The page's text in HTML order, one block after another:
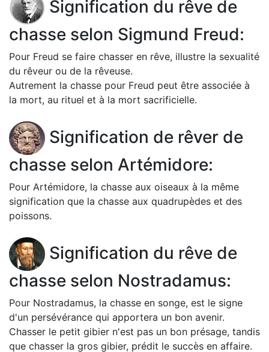
Signification du rêve de
chasse selon Sigmund Freud:
Pour Freud se faire chasser en rêve, illustre la sexualité
du rêveur ou de la rêveuse.
Autrement la chasse pour Freud peut être associée à
la mort, au rituel et à la mort sacrificielle.
Signification de rêver de
chasse selon Artémidore:
Pour Artémidore, la chasse aux oiseaux à la même
signification que la chasse aux quadrupèdes et des
poissons.
Signification du rêve de
chasse selon Nostradamus:
Pour Nostradamus, la chasse en songe, est le signe
d'un persévérance qui apportera un bon avenir.
Chasser le petit gibier n'est pas un bon présage, tandis
que chasser la gros gibier, prédit le succès en affaire.